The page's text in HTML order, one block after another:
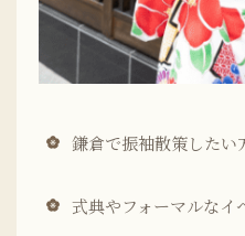
鎌倉で振袖散策したい
式典やフォーマルなイ